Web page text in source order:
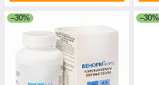
–30% –30%